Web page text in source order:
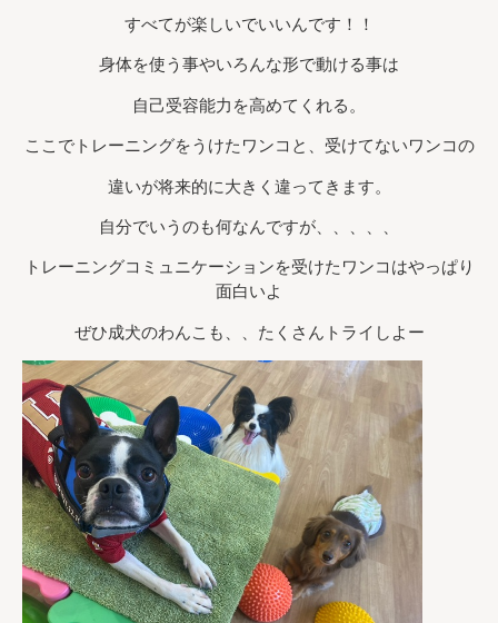
すべてが楽しいでいいんです！！
身体を使う事やいろんな形で動ける事は
自己受容能力を高めてくれる。
ここでトレーニングをうけたワンコと、受けてないワンコの
違いが将来的に大きく違ってきます。
自分でいうのも何なんですが、、、、、
トレーニングコミュニケーションを受けたワンコはやっぱり
面白いよ
ぜひ成犬のわんこも、、たくさんトライしよー